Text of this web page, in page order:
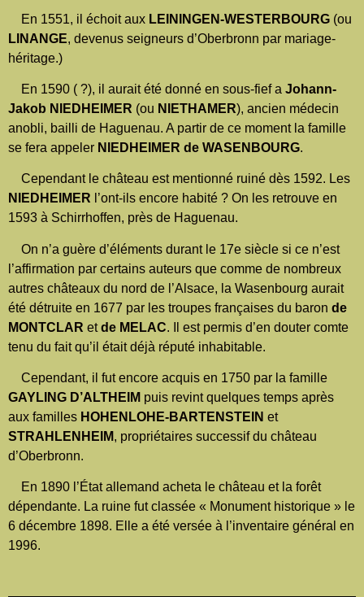
En 1551, il échoit aux LEININGEN-WESTERBOURG (ou
LINANGE, devenus seigneurs d’Oberbronn par mariage-
héritage.)
En 1590 ( ?), il aurait été donné en sous-fief a Johann-
Jakob NIEDHEIMER (ou NIETHAMER), ancien médecin
anobli, bailli de Haguenau. A partir de ce moment la famille
se fera appeler NIEDHEIMER de WASENBOURG.
Cependant le château est mentionné ruiné dès 1592. Les
NIEDHEIMER l’ont-ils encore habité ? On les retrouve en
1593 à Schirrhoffen, près de Haguenau.
On n’a guère d’éléments durant le 17e siècle si ce n’est
l’affirmation par certains auteurs que comme de nombreux
autres châteaux du nord de l’Alsace, la Wasenbourg aurait
été détruite en 1677 par les troupes françaises du baron de
MONTCLAR etde MELAC. Il est permis d’en douter comte
tenu du fait qu’il était déjà réputé inhabitable.
Cependant, il fut encore acquis en 1750 par la famille
GAYLING D’ALTHEIM puis revint quelques temps après
aux familles HOHENLOHE-BARTENSTEIN et
STRAHLENHEIM, propriétaires successif du château
d’Oberbronn.
En 1890 l’État allemand acheta le château et la forêt
dépendante. La ruine fut classée « Monument historique » le
6 décembre 1898. Elle a été versée à l’inventaire général en
1996.